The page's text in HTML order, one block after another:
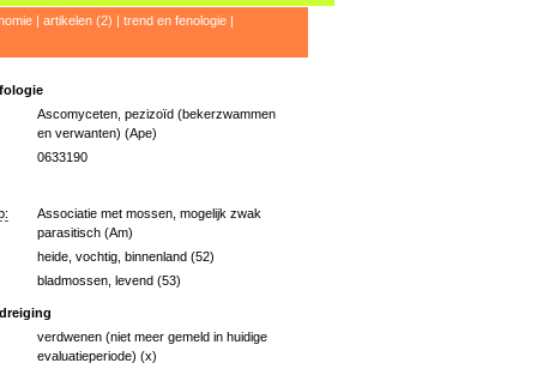
| artikelen (2) | trend en fenologie|
Ascomyceten, pezizoïd (bekerzwammen
en verwanten) (Ape)
0633190
Associatie met mossen, mogelijk zwak
parasitisch (Am)
heide, vochtig, binnenland (52)
bladmossen, levend (53)
verdwenen (niet meer gemeld in huidige
evaluatieperiode) (x)